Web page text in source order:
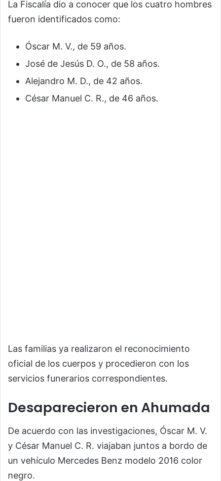
La Fiscalía dio a conocer que los cuatro hombres
fueron identificados como:
Óscar M. V., de 59 años.
José de Jesús D. O., de 58 años.
Alejandro M. D., de 42 años.
César Manuel C. R., de 46 años.
Las familias ya realizaron el reconocimiento
oficial de los cuerpos y procedieron con los
servicios funerarios correspondientes.
Desaparecieron en Ahumada
De acuerdo con las investigaciones, Óscar M. V.
y César Manuel C. R. viajaban juntos a bordo de
un vehículo Mercedes Benz modelo 2016 color
negro.